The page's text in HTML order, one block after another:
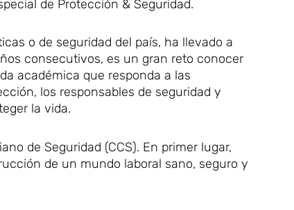
de Protección & Seguridad.
o de seguridad del país, ha llevado a
consecutivos, es un gran reto conocer
académica que responda a las
los responsables de seguridad y
la vida.
de Seguridad (CCS). En primer lugar,
de un mundo laboral sano, seguro y